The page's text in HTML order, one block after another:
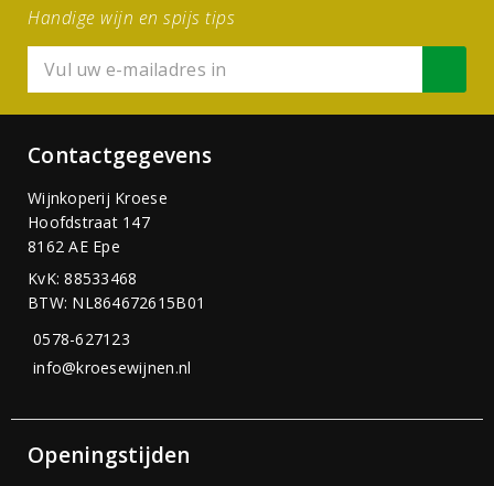
Handige wijn en spijs tips
Contactgegevens
Wijnkoperij Kroese
Hoofdstraat 147
8162 AE Epe
KvK: 88533468
BTW: NL864672615B01
0578-627123
info@kroesewijnen.nl
Openingstijden